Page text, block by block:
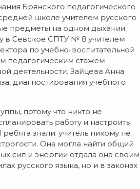
Брянского педагогического
школе учителем русского
предметы на одном дыхании.
в Севское СПТУ № 8 учителем
по учебно-воспитательной
педагогическим стажем
деятельности. Зайцева Анна
диагностирования учебного
потому что никто не
работу и настроить
знали: учитель никому не
Она могла найти общий
сил и энергии отдала она своим
русского языка, но и в законах